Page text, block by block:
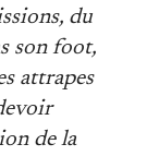
du
son foot,
attrapes
de la